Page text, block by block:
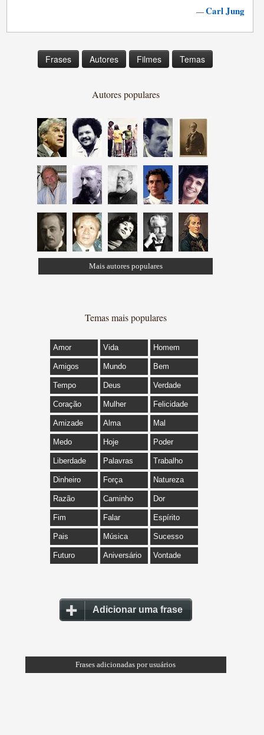
—Carl Jung
Frases Autores Filmes Temas
Autores populares
Mais autores populares
Temas mais populares
Amor Vida Homem
Amigos Mundo Bem
Tempo Deus Verdade
Coração Mulher Felicidade
Amizade Alma Mal
Medo Hoje Poder
Liberdade Palavras Trabalho
Dinheiro Força Natureza
Razão Caminho Dor
Fim Falar Espírito
Pais Música Sucesso
Futuro Aniversário Vontade
Adicionar uma frase
Frases adicionadas por usuários